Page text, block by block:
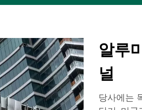
알루
널
당사에는